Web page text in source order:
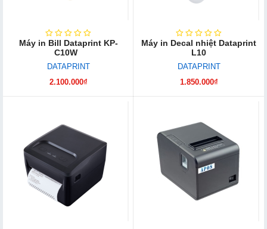
Máy in Bill Dataprint KP-
C10W
DATAPRINT
2.100.000₫
Máy in Decal nhiệt Dataprint
L10
DATAPRINT
1.850.000₫